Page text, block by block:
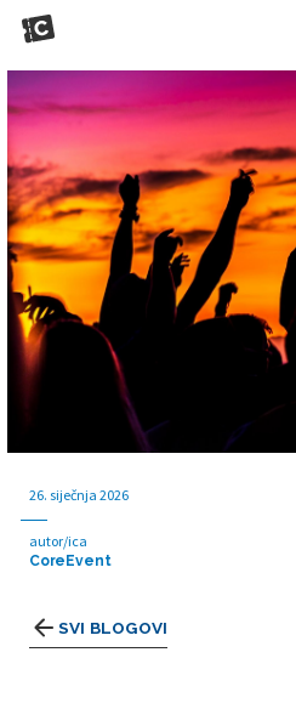
SVI BLOGOVI
26. siječnja 2026
autor/ica
CoreEvent